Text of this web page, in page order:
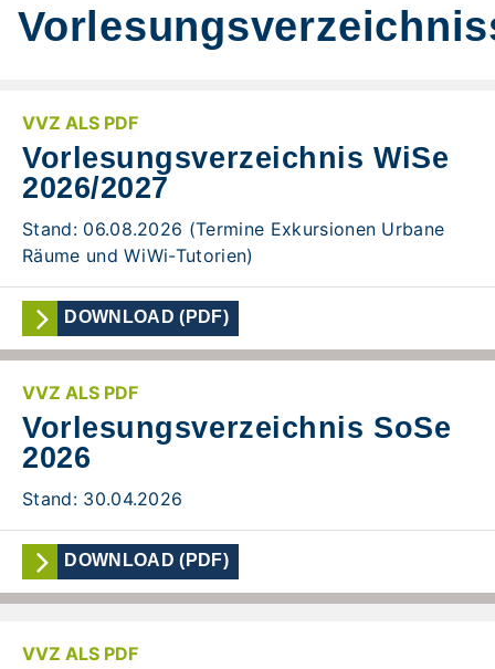
VVZ ALS PDF
Vorlesungsverzeichnis WiSe
2026/2027
Stand: 06.08.2026 (Termine Exkursionen Urbane
Räume und WiWi-Tutorien)
DOWNLOAD (PDF)
VVZ ALS PDF
Vorlesungsverzeichnis SoSe
2026
Stand: 30.04.2026
DOWNLOAD (PDF)
VVZ ALS PDF